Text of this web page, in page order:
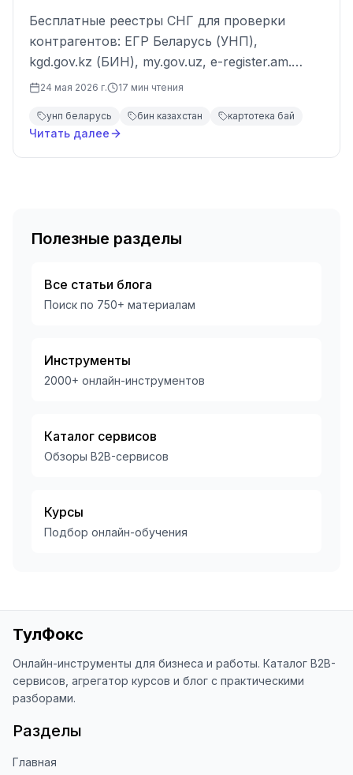
Бесплатные реестры СНГ для проверки
контрагентов: ЕГР Беларусь (УНП),
kgd.gov.kz (БИН), my.gov.uz, e-register.am.
Платные сервисы Картотека.бай, Kompra.kz и
24 мая 2026 г. 17 мин чтения
унп беларусь бин казахстан картотека бай
Читать далее
Полезные разделы
Все статьи блога
Поиск по 750+ материалам
Инструменты
2000+ онлайн-инструментов
Каталог сервисов
Обзоры B2B-сервисов
Курсы
Подбор онлайн-обучения
ТулФокс
Онлайн-инструменты для бизнеса и работы. Каталог B2B-
сервисов, агрегатор курсов и блог с практическими
разборами.
Разделы
Главная